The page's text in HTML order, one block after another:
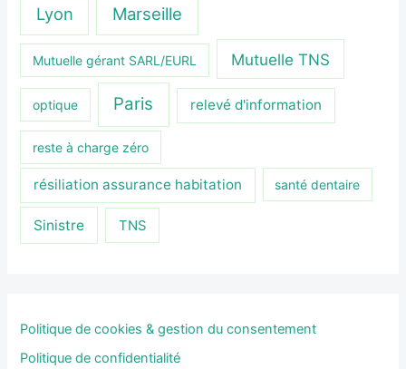
Lyon Marseille
Mutuelle gérant SARL/EURL Mutuelle TNS
optique Paris relevé d'information
reste à charge zéro
résiliation assurance habitation santé dentaire
Sinistre TNS
Politique de cookies & gestion du consentement
Politique de confidentialité